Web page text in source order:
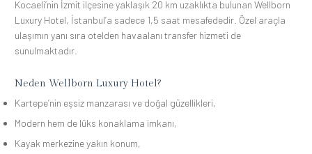
Kocaeli’nin İzmit ilçesine yaklaşık 20 km uzaklıkta bulunan Wellborn
Luxury Hotel, İstanbul’a sadece 1,5 saat mesafededir. Özel araçla
ulaşımın yanı sıra otelden havaalanı transfer hizmeti de
sunulmaktadır.
Neden Wellborn Luxury Hotel?
Kartepe’nin eşsiz manzarası ve doğal güzellikleri,
Modern hem de lüks konaklama imkanı,
Kayak merkezine yakın konum,